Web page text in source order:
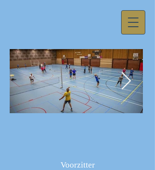
Voorzitter